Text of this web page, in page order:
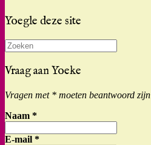
Yoegle deze site
Zoeken
naar:
Vraag aan Yoeke
Vragen met * moeten beantwoord zijn
Naam *
E-mail *